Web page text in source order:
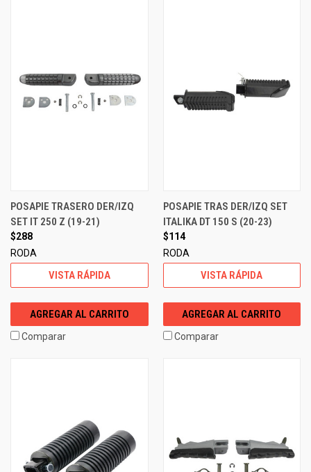
POSAPIE TRASERO DER/IZQ
SET IT 250 Z (19-21)
$288
RODA
VISTA RÁPIDA
AGREGAR AL CARRITO
Comparar
POSAPIE TRAS DER/IZQ SET
ITALIKA DT 150 S (20-23)
$114
RODA
VISTA RÁPIDA
AGREGAR AL CARRITO
Comparar